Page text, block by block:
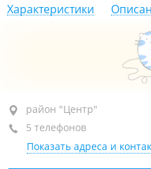
Характеристики
район "Центр", ул.
оф. 26
+7 902 481-86-88
район "Центр"
5 телефонов
Показать адреса и